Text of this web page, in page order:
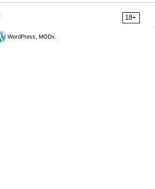
18+
WordPress, MODx.